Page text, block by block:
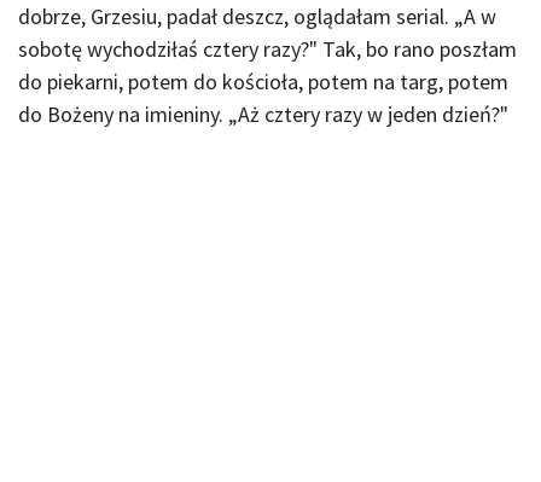
dobrze, Grzesiu, padał deszcz, oglądałam serial. „A w
sobotę wychodziłaś cztery razy?" Tak, bo rano poszłam
do piekarni, potem do kościoła, potem na targ, potem
do Bożeny na imieniny. „Aż cztery razy w jeden dzień?"